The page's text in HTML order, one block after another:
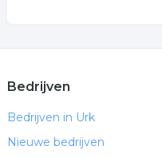
Bedrijven
Bedrijven in Urk
Nieuwe bedrijven